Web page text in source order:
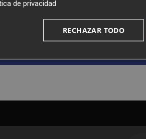
toda la actualidad de
Podcast en tu correo
de privacidad
RECHAZAR TODO